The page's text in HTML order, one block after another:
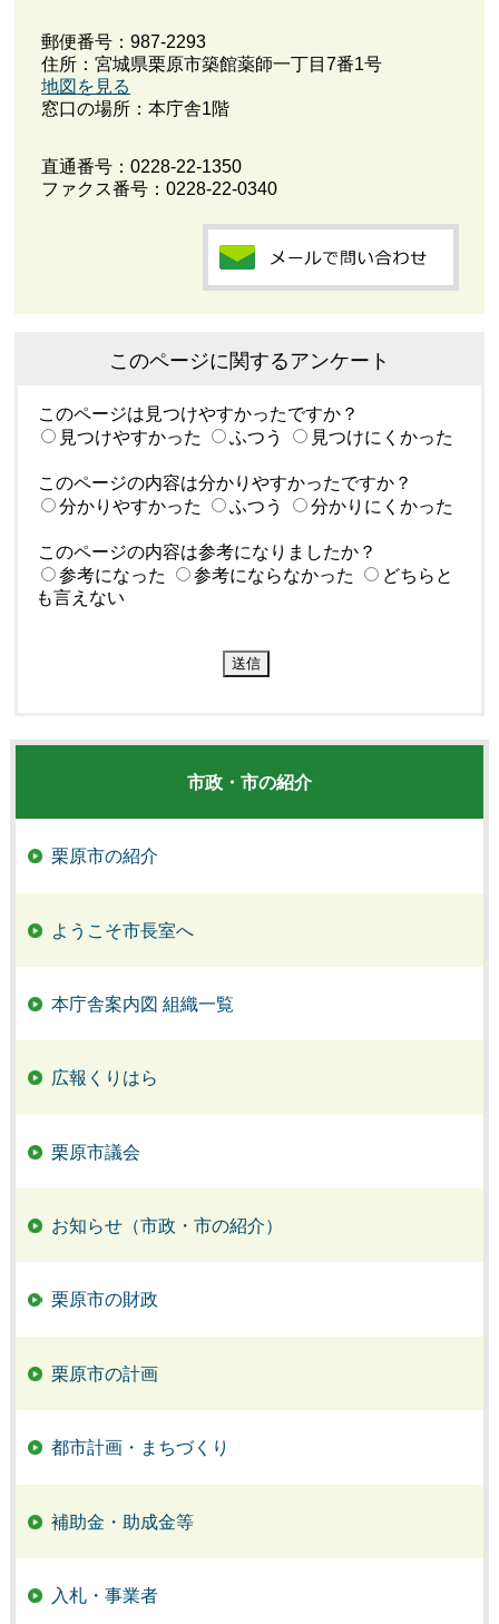
郵便番号：987-2293
住所：宮城県栗原市築館薬師一丁目7番1号
地図を見る
窓口の場所：本庁舎1階
直通番号：0228-22-1350
ファクス番号：0228-22-0340
このページに関するアンケート
このページは見つけやすかったですか？
見つけやすかった
ふつう 見つけにくかった
このページの内容は分かりやすかったですか？
分かりやすかった
ふつう 分かりにくかった
このページの内容は参考になりましたか？
参考になった
参考にならなかった
どちらと
も言えない
市政・市の紹介
栗原市の紹介
ようこそ市長室へ
本庁舎案内図 組織一覧
広報くりはら
栗原市議会
お知らせ（市政・市の紹介）
栗原市の財政
栗原市の計画
都市計画・まちづくり
補助金・助成金等
入札・事業者